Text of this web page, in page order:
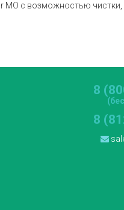
MO с возможностью
8
8